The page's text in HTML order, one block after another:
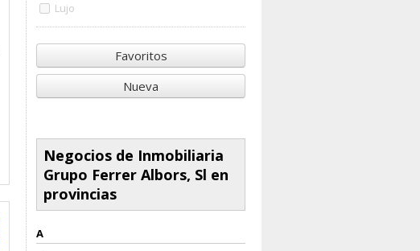
Lujo
Favoritos
Nueva
Negocios de Inmobiliaria
Grupo Ferrer Albors, Sl en
provincias
A